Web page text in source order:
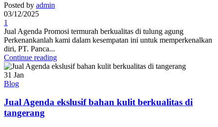
Posted by admin
03/12/2025
1
Jual Agenda Promosi termurah berkualitas di tulung agung
Perkenankanlah kami dalam kesempatan ini untuk memperkenalkan
diri, PT. Panca...
Continue reading
31 Jan
Blog
Jual Agenda ekslusif bahan kulit berkualitas di
tangerang